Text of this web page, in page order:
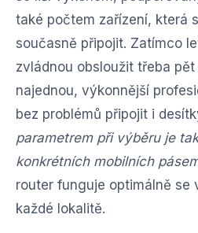
také počtem zařízení, která
současně připojit. Zatímco
zvládnou obsloužit třeba
najednou, výkonnější
bez problémů připojit i
parametrem při výběru je
konkrétních mobilních
router funguje optimálně se
každé lokalitě.